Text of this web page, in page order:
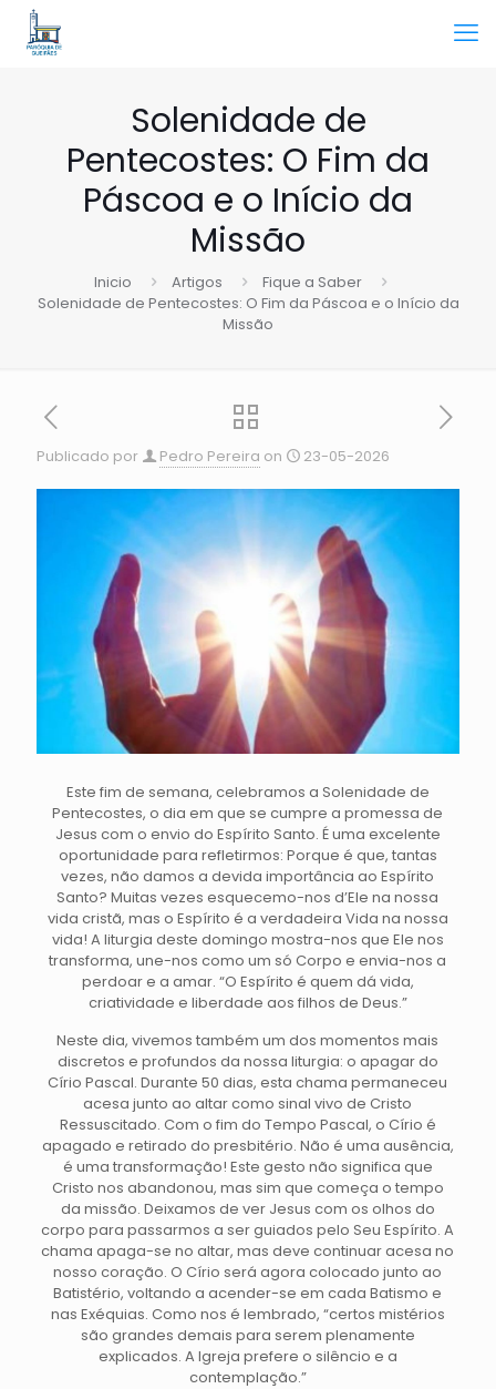
Solenidade de
Pentecostes: O Fim da
Páscoa e o Início da
Missão
Inicio Artigos
Fique a Saber
Solenidade de Pentecostes: O Fim da Páscoa e o Início da
Missão
Publicado por Pedro Pereira on 23-05-2026
Este fim de semana, celebramos a Solenidade de
Pentecostes, o dia em que se cumpre a promessa de
Jesus com o envio do Espírito Santo. É uma excelente
oportunidade para refletirmos: Porque é que, tantas
vezes, não damos a devida importância ao Espírito
Santo? Muitas vezes esquecemo-nos d’Ele na nossa
vida cristã, mas o Espírito é a verdadeira Vida na nossa
vida! A liturgia deste domingo mostra-nos que Ele nos
transforma, une-nos como um só Corpo e envia-nos a
perdoar e a amar. “O Espírito é quem dá vida,
criatividade e liberdade aos filhos de Deus.”
Neste dia, vivemos também um dos momentos mais
discretos e profundos da nossa liturgia: o apagar do
Círio Pascal. Durante 50 dias, esta chama permaneceu
acesa junto ao altar como sinal vivo de Cristo
Ressuscitado. Com o fim do Tempo Pascal, o Círio é
apagado e retirado do presbitério. Não é uma ausência,
é uma transformação! Este gesto não significa que
Cristo nos abandonou, mas sim que começa o tempo
da missão. Deixamos de ver Jesus com os olhos do
corpo para passarmos a ser guiados pelo Seu Espírito. A
chama apaga-se no altar, mas deve continuar acesa no
nosso coração. O Círio será agora colocado junto ao
Batistério, voltando a acender-se em cada Batismo e
nas Exéquias. Como nos é lembrado, “certos mistérios
são grandes demais para serem plenamente
explicados. A Igreja prefere o silêncio e a
contemplação.”